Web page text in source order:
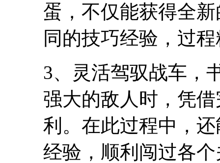
蛋，不仅能获得全
同的技巧经验，过
3、灵活驾驭战车，
强大的敌人时，凭
利。在此过程中，
经验，顺利闯过各